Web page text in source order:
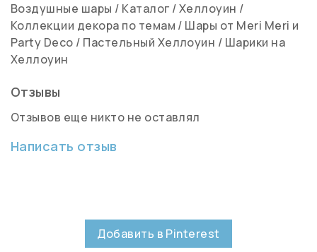
Воздушные шары / Каталог /Хеллоуин /
Коллекции декора по темам / Шары от Meri Meri и
Party Deco / Пастельный Хеллоуин / Шарики на
Хеллоуин
Отзывы
Отзывов еще никто не оставлял
Написать отзыв
Добавить в Pinterest